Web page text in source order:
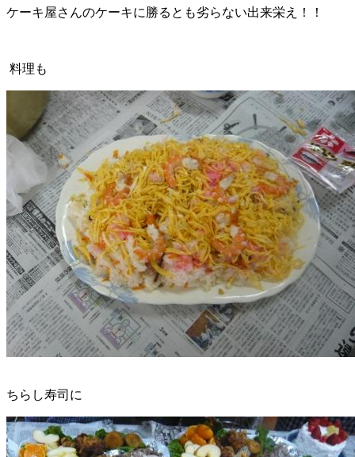
ケーキ屋さんのケーキに勝るとも劣らない出来栄え！！
料理も
ちらし寿司に